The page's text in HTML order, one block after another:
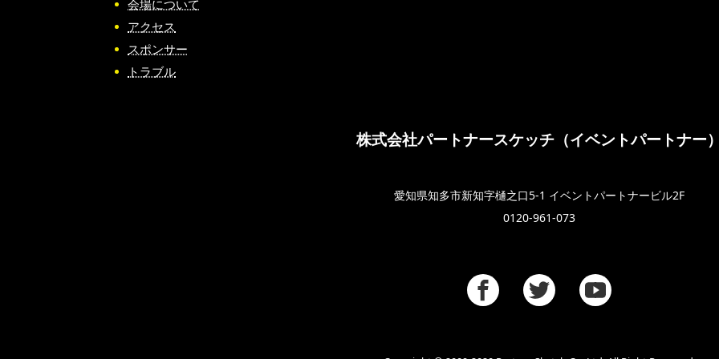
会場について
アクセス
スポンサー
トラブル
株式会社パートナースケッチ（イベントパートナー
愛知県知多市新知字樋之口5-1 イベントパートナービル2F
0120-961-073